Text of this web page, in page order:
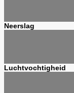
Neerslag
Luchtvochtigheid